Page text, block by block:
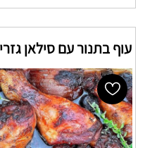
עוף בתנור עם סילאן